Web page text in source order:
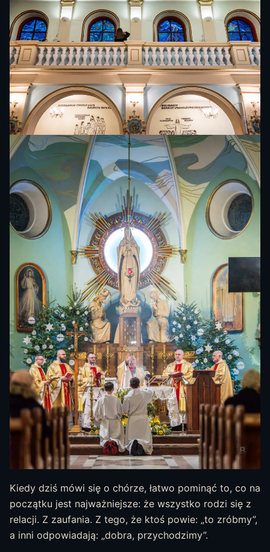
Kiedy dziś mówi się o chórze, łatwo pominąć to, co na
początku jest najważniejsze: że wszystko rodzi się z
relacji. Z zaufania. Z tego, że ktoś powie: „to zróbmy”,
a inni odpowiadają: „dobra, przychodzimy”.